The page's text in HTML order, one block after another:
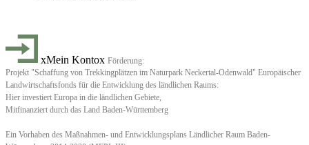
xMein Kontox Förderung:
Projekt "Schaffung von Trekkingplätzen im Naturpark Neckertal-Odenwald" Europäischer
Landwirtschaftsfonds für die Entwicklung des ländlichen Raums:
Hier investiert Europa in die ländlichen Gebiete,
Mitfinanziert durch das Land Baden-Württemberg
Ein Vorhaben des Maßnahmen- und Entwicklungsplans Ländlicher Raum Baden-